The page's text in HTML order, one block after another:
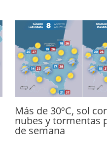
Más de 30ºC, sol
nubes y tormentas
de semana